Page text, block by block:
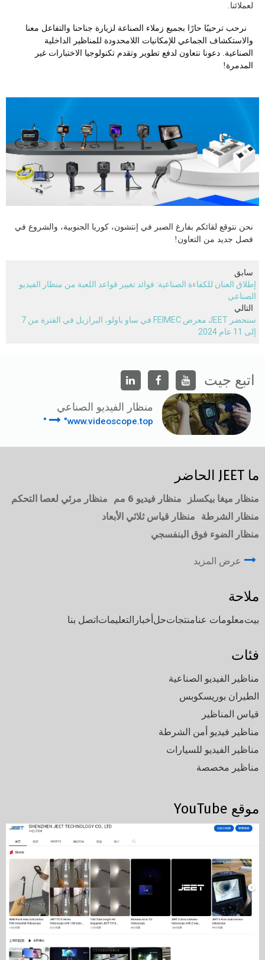
لعملائنا.
نرحب ترحيبًا حارًا بجميع زملاء الصناعة لزيارة جناحنا والتفاعل معنا
والاستكشاف الجماعي للإمكانيات اللامحدودة للمناظير الداخلية
الصناعية. دعونا نتعاون لدفع تطوير وتقدم تكنولوجيا الاختبارات غير
المدمرة!
نحن نتوقع لقائكم بفارغ الصبر في إنتشون، كوريا الجنوبية، والشروع في
فصل جديد من التعاون!
سابق
إطلاق العنان للكفاءة الصناعية: فوائد تغيير قواعد اللعبة من منظار الفيديو
الصناعي
التالي
ستحضر JEET معرض FEIMEC في ساو باولو، البرازيل في الفترة من 7
إلى 11 عام 2024
اتبع جيت
منظار الفيديو الصناعي
"www.videoscope.top"
ما JEET الحاضر
منظار ميغا بيكسلز منظار فيديو 6 مم
منظار مرئي لعصا التحكم
منظار الشرطة
منظار قياس ثلاثي الأبعاد
منظار الضوء فوق البنفسجي
عرض المزيد
ملاحة
بيتمعلومات عنامنتجاتحلأخبار التعليماتاتصل بنا
فئات
مناظير الفيديو الصناعية
الطيران بوريسكوبس
قياس المناظير
مناظير فيديو أمن الشرطة
مناظير الفيديو للسيارات
مناظير مخصصة
موقع YouTube